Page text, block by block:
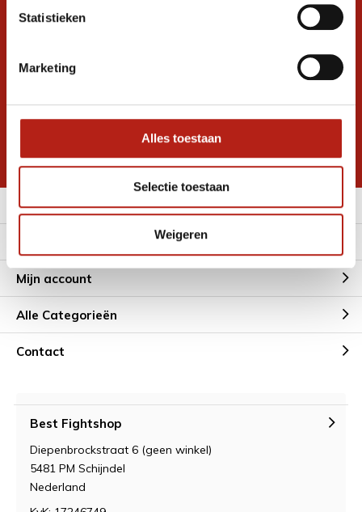
Statistieken
Marketing
Alles toestaan
Selectie toestaan
Weigeren
Ontvang de nieuwste aanbiedingen en
Inschrijven voor
* Lees hier de wettelijke beperkingen
Meer informatie
Mijn account
Alle Categorieën
Contact
Best Fightshop
Diepenbrockstraat 6 (geen winkel)
5481 PM Schijndel
Nederland